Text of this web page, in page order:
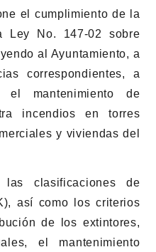
el cumplimiento de la
Ley No. 147-02 sobre
al Ayuntamiento, a
correspondientes, a
mantenimiento de
incendios en torres
y viviendas del
las clasificaciones de
así como los criterios
de los extintores,
el mantenimiento